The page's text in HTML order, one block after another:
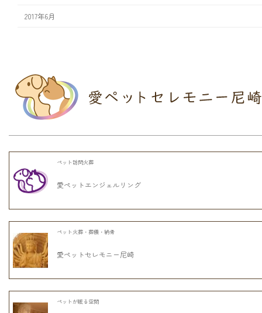
2017年6月
ペット訪問火葬
愛ペットエンジェルリング
ペット火葬・葬儀・納骨
愛ペットセレモニー尼崎
ペットが眠る空間